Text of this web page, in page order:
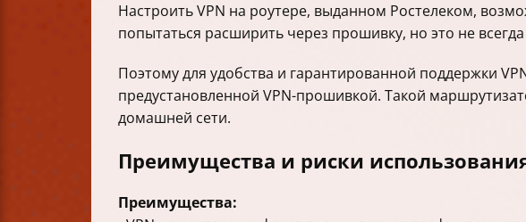
Настроить VPN на роутере, выданном Ростелеком,
попытаться расширить через прошивку, но это не
Поэтому для удобства и гарантированной поддержки
предустановленной VPN-прошивкой. Такой
домашней сети.
Преимущества и риски
Преимущества: